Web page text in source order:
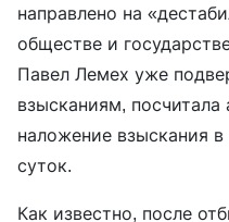
направлено на
обществе и
Павел Лемех уже
взысканиям,
наложение взыскания
суток.
Как известно, после